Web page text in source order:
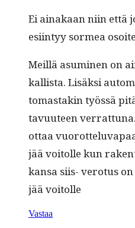
Ei ainakaan niin että
esi­in­tyy sormea
Meil­lä asum­i­nen on
kallista. Lisäk­si
tomas­takin työssä
tavu­u­teen
ottaa
jää voitolle kun
kansa siis- vero­tus
jää voitolle
Vastaa